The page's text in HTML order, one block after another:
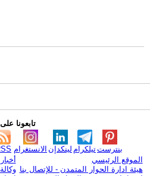
تابعونا
الانستغرام لينكدإن تيلكرامبنترست
الموقع الرئيسي
هيئة ادارة الحوار المتمدن - للإتصال بنا